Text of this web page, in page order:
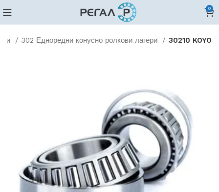
0
302 Едноредни конусно ролкови лагери 30210 KOYO